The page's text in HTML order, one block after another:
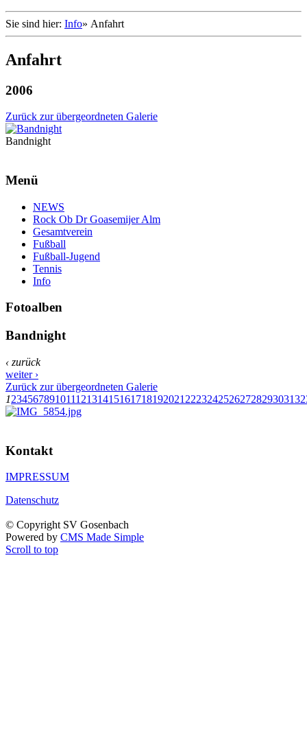
Sie sind hier: Info» Anfahrt
Anfahrt
2006
Zurück zur übergeordneten Galerie
Bandnight
Menü
NEWS
Rock Ob Dr Goasemijer Alm
Gesamtverein
Fußball
Fußball-Jugend
Tennis
Info
Fotoalben
Bandnight
‹ zurück
weiter ›
Zurück zur übergeordneten Galerie
123456789101112131415161718192021 2223242526272829303132
Kontakt
IMPRESSUM
Datenschutz
© Copyright SV Gosenbach
Powered by CMS Made Simple
Scroll to top